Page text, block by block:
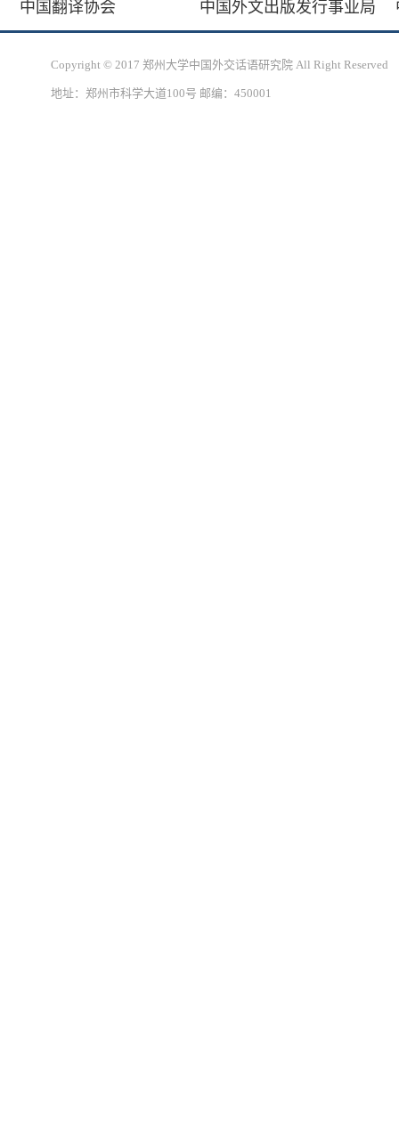
中国翻译协会 中国外文出版发行事业局
Copyright © 2017 郑州大学中国外交话语研究院 All Right Reserved
地址：郑州市科学大道100号 邮编：450001